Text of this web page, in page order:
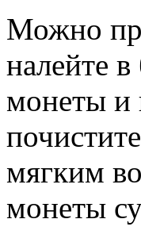
Можно
налейте
монеты и
мягким
монеты